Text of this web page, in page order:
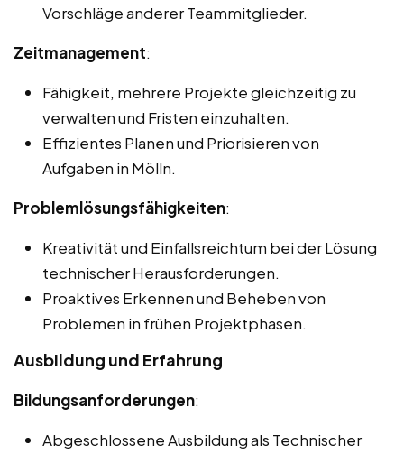
Vorschläge anderer Teammitglieder.
Zeitmanagement:
Fähigkeit, mehrere Projekte gleichzeitig zu
verwalten und Fristen einzuhalten.
Effizientes Planen und Priorisieren von
Aufgaben in Mölln.
Problemlösungsfähigkeiten:
Kreativität und Einfallsreichtum bei der Lösung
technischer Herausforderungen.
Proaktives Erkennen und Beheben von
Problemen in frühen Projektphasen.
Ausbildung und Erfahrung
Bildungsanforderungen:
Abgeschlossene Ausbildung als Technischer